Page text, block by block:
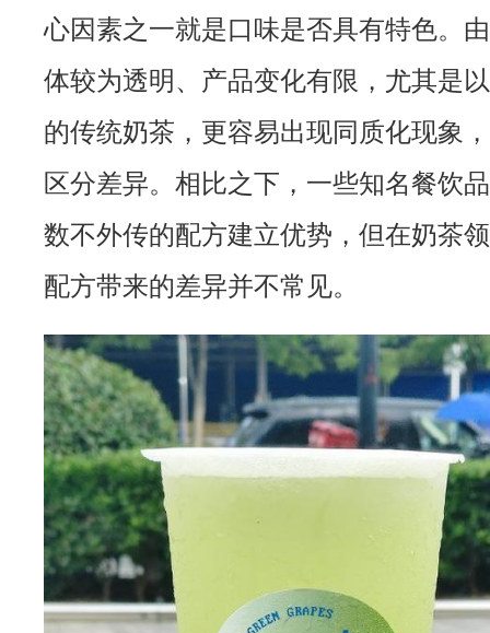
心因素之一就是口味是否具有特色。
体较为透明、产品变化有限，尤其是
的传统奶茶，更容易出现同质化现象
区分差异。相比之下，一些知名餐饮
数不外传的配方建立优势，但在奶茶
配方带来的差异并不常见。